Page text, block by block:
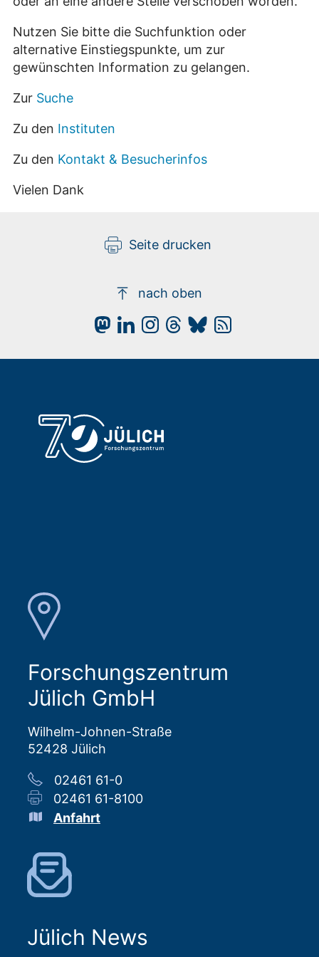
Nutzen Sie bitte die Suchfunktion oder
alternative Einstiegspunkte, um zur
gewünschten Information zu gelangen.
Zur Suche
Zu den Instituten
Zu den Kontakt & Besucherinfos
Vielen Dank
Seite drucken
nach oben
Forschungszentrum
Jülich GmbH
Wilhelm-Johnen-Straße
52428 Jülich
02461 61-0
02461 61-8100
Anfahrt
Jülich News